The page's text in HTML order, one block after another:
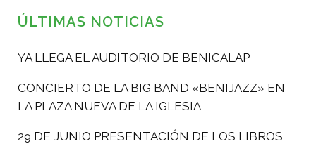
ÚLTIMAS NOTICIAS
YA LLEGA EL AUDITORIO DE BENICALAP
CONCIERTO DE LA BIG BAND «BENIJAZZ» EN
LA PLAZA NUEVA DE LA IGLESIA
29 DE JUNIO PRESENTACIÓN DE LOS LIBROS